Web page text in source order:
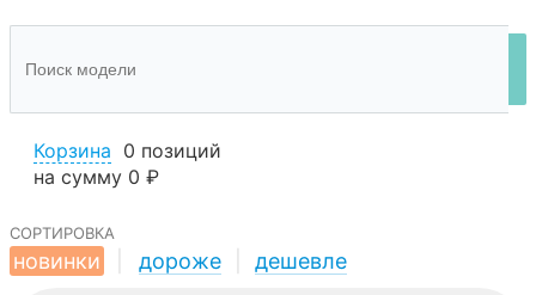
Корзина 0 позиций
на сумму 0 ₽
сортировка
новинки
дороже дешевле